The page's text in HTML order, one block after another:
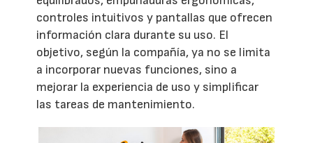
controles intuitivos y pantallas que ofrecen
información clara durante su uso. El
objetivo, según la compañía, ya no se limita
a incorporar nuevas funciones, sino a
mejorar la experiencia de uso y simplificar
las tareas de mantenimiento.